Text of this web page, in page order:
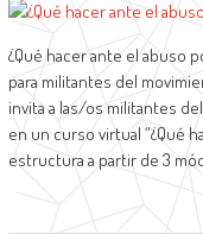
¿Qué hacer ante el abuso
para militantes del
invita a las/os militantes
en un curso virtual “¿Qué
estructura a partir de 3